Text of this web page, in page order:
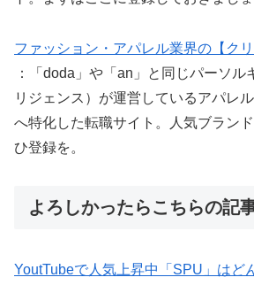
ファッション・アパレル業界の【ク
：「doda」や「an」と同じパーソル
リジェンス）が運営しているアパレ
へ特化した転職サイト。人気ブラン
ひ登録を。
よろしかったらこちらの記
YoutTubeで人気上昇中「SPU」はど